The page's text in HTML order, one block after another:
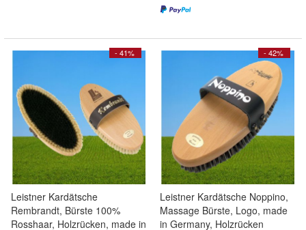
- 41%
Leistner Kardätsche
Rembrandt, Bürste 100%
Rosshaar, Holzrücken, made in
- 42%
Leistner Kardätsche Noppino,
Massage Bürste, Logo, made
in Germany, Holzrücken